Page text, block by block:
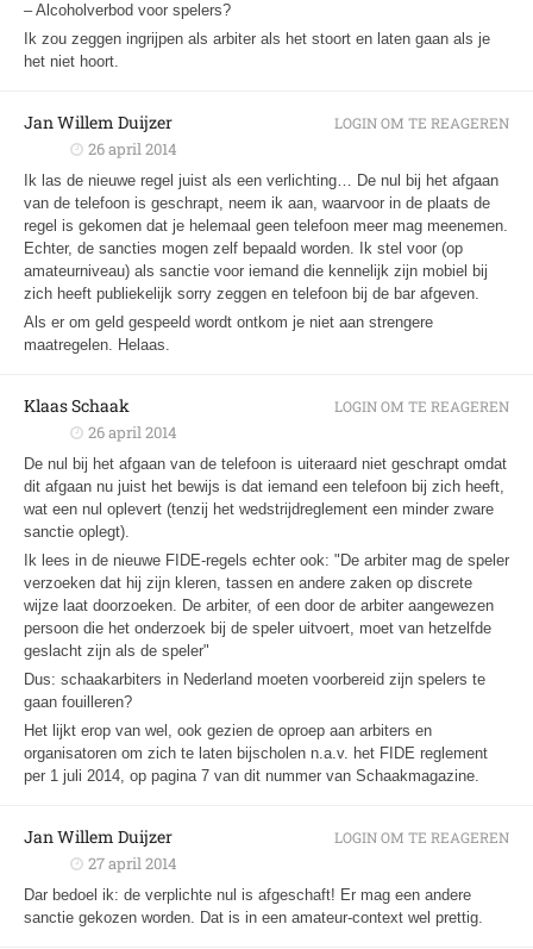
– Alcoholverbod voor spelers?
Ik zou zeggen ingrijpen als arbiter als het stoort en laten gaan als je
het niet hoort.
Jan Willem Duijzer
26 april 2014
Ik las de nieuwe regel juist als een verlichting… De nul bij het afgaan
van de telefoon is geschrapt, neem ik aan, waarvoor in de plaats de
regel is gekomen dat je helemaal geen telefoon meer mag meenemen.
Echter, de sancties mogen zelf bepaald worden. Ik stel voor (op
amateurniveau) als sanctie voor iemand die kennelijk zijn mobiel bij
zich heeft publiekelijk sorry zeggen en telefoon bij de bar afgeven.
Als er om geld gespeeld wordt ontkom je niet aan strengere
maatregelen. Helaas.
LOGIN OM TE REAGEREN
Klaas Schaak
26 april 2014
De nul bij het afgaan van de telefoon is uiteraard niet geschrapt omdat
dit afgaan nu juist het bewijs is dat iemand een telefoon bij zich heeft,
wat een nul oplevert (tenzij het wedstrijdreglement een minder zware
sanctie oplegt).
Ik lees in de nieuwe FIDE-regels echter ook: "De arbiter mag de speler
verzoeken dat hij zijn kleren, tassen en andere zaken op discrete
wijze laat doorzoeken. De arbiter, of een door de arbiter aangewezen
persoon die het onderzoek bij de speler uitvoert, moet van hetzelfde
geslacht zijn als de speler"
Dus: schaakarbiters in Nederland moeten voorbereid zijn spelers te
gaan fouilleren?
Het lijkt erop van wel, ook gezien de oproep aan arbiters en
organisatoren om zich te laten bijscholen n.a.v. het FIDE reglement
per 1 juli 2014, op pagina 7 van dit nummer van Schaakmagazine.
LOGIN OM TE REAGEREN
Jan Willem Duijzer
27 april 2014
Dar bedoel ik: de verplichte nul is afgeschaft! Er mag een andere
sanctie gekozen worden. Dat is in een amateur-context wel prettig.
LOGIN OM TE REAGEREN